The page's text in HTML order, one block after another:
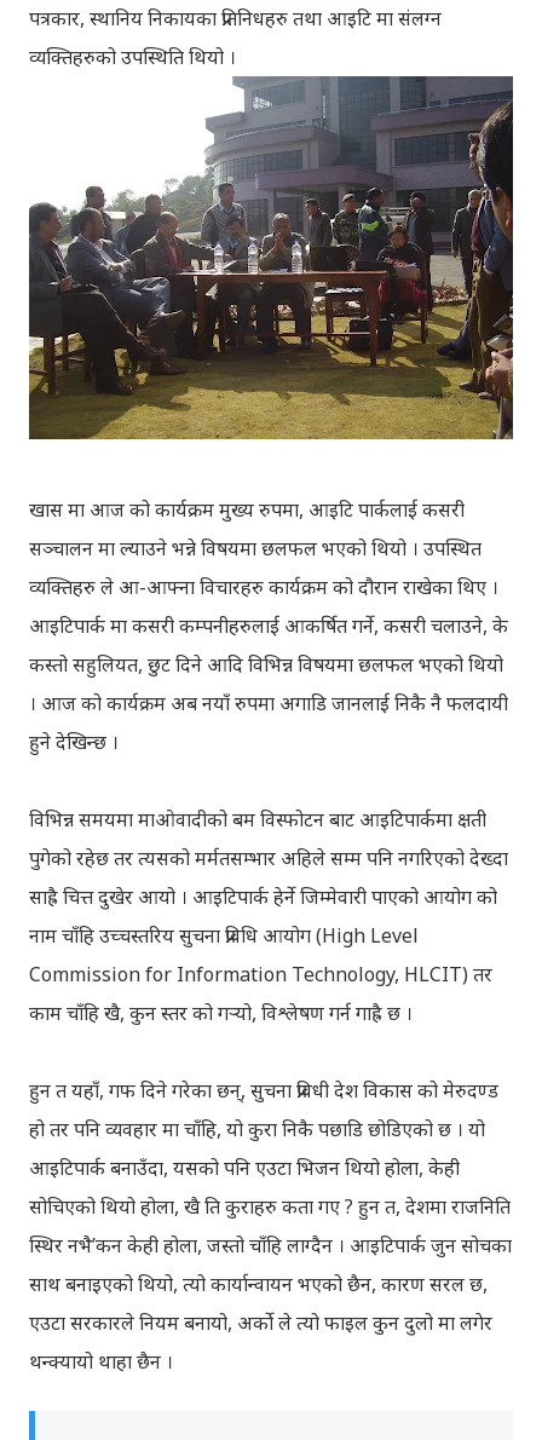
पत्रकार, स्थानिय निकायका प्रतिनिधहरु तथा आइटि मा संलग्न
व्यक्तिहरुको उपस्थिति थियो ।
खास मा आज को कार्यक्रम मुख्य रुपमा, आइटि पार्कलाई कसरी
सञ्चालन मा ल्याउने भन्ने विषयमा छलफल भएको थियो । उपस्थित
व्यक्तिहरु ले आ-आफ्ना विचारहरु कार्यक्रम को दौरान राखेका थिए ।
आइटिपार्क मा कसरी कम्पनीहरुलाई आकर्षित गर्ने, कसरी चलाउने, के
कस्तो सहुलियत, छुट दिने आदि विभिन्न विषयमा छलफल भएको थियो
। आज को कार्यक्रम अब नयाँ रुपमा अगाडि जानलाई निकै नै फलदायी
हुने देखिन्छ ।
विभिन्न समयमा माओवादीको बम विस्फोटन बाट आइटिपार्कमा क्षती
पुगेको रहेछ तर त्यसको मर्मतसम्भार अहिले सम्म पनि नगरिएको देख्दा
साह्रै चित्त दुखेर आयो । आइटिपार्क हेर्ने जिम्मेवारी पाएको आयोग को
नाम चाँहि उच्चस्तरिय सुचना प्रविधि आयोग (High Level
Commission for Information Technology, HLCIT) तर
काम चाँहि खै, कुन स्तर को गर्‍यो, विश्लेषण गर्न गाह्रै छ ।
हुन त यहाँ, गफ दिने गरेका छन्, सुचना प्रविधी देश विकास को मेरुदण्ड
हो तर पनि व्यवहार मा चाँहि, यो कुरा निकै पछाडि छोडिएको छ । यो
आइटिपार्क बनाउँदा, यसको पनि एउटा भिजन थियो होला, केही
सोचिएको थियो होला, खै ति कुराहरु कता गए ? हुन त, देशमा राजनिति
स्थिर नभै’कन केही होला, जस्तो चाँहि लाग्दैन । आइटिपार्क जुन सोचका
साथ बनाइएको थियो, त्यो कार्यान्वायन भएको छैन, कारण सरल छ,
एउटा सरकारले नियम बनायो, अर्को ले त्यो फाइल कुन दुलो मा लगेर
थन्क्यायो थाहा छैन ।